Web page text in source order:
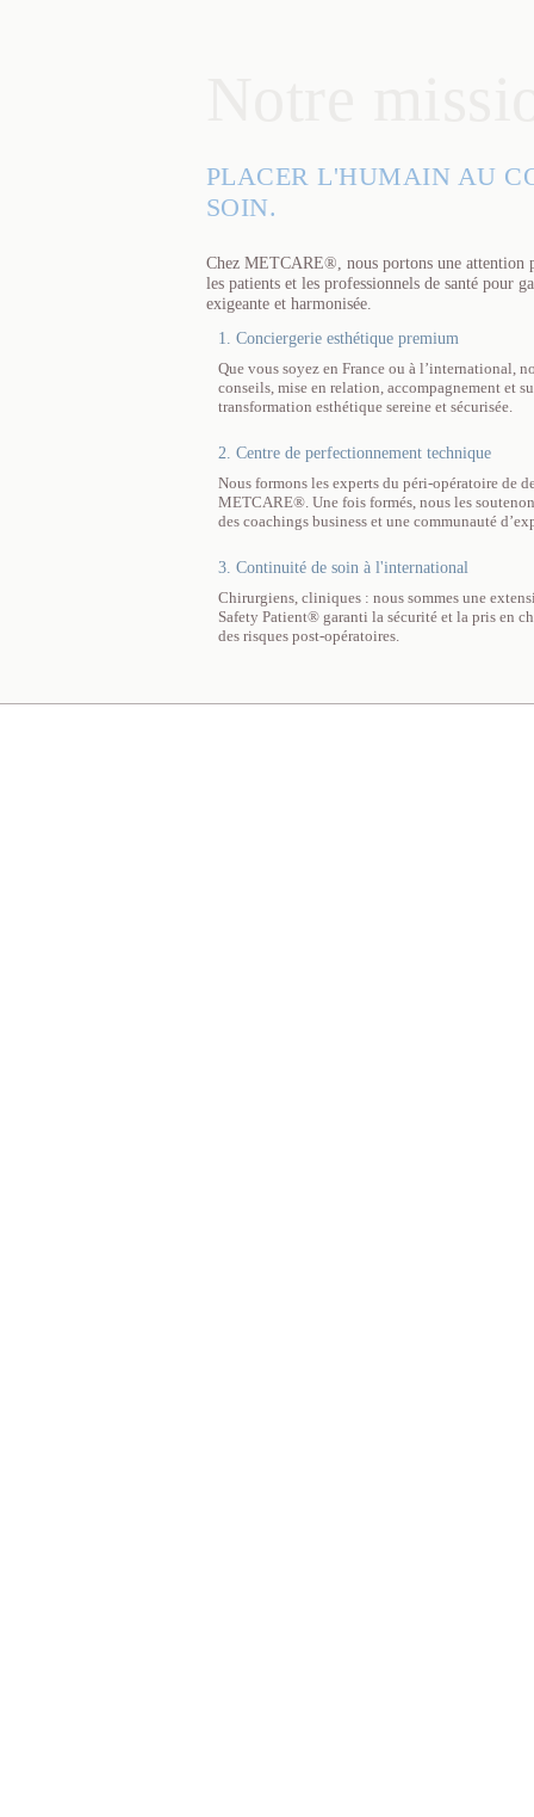
PLACER L'HUMAIN AU
SOIN.
Chez METCARE®, nous portons une attention
les patients et les professionnels de santé pour
exigeante et harmonisée.
1. Conciergerie esthétique premium
Que vous soyez en France ou à l’international,
conseils, mise en relation, accompagnement et
transformation esthétique sereine et sécurisée.
2. Centre de perfectionnement technique
Nous formons les experts du péri-opératoire de
METCARE®. Une fois formés, nous les
des coachings business et une communauté
3. Continuité de soin à l'international
Chirurgiens, cliniques : nous sommes une
Safety Patient® garanti la sécurité et la pris en
des risques post-opératoires.